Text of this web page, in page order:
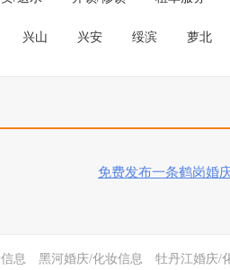
兴山 兴安 绥滨 萝北
免费发布一条鹤岗婚
息 黑河婚庆/化妆信息 牡丹江婚庆/